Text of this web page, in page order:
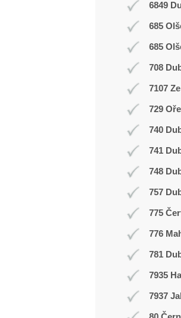
6849
685
685
708
7107
729
740
741
748
757
775
776
781
7935
7937